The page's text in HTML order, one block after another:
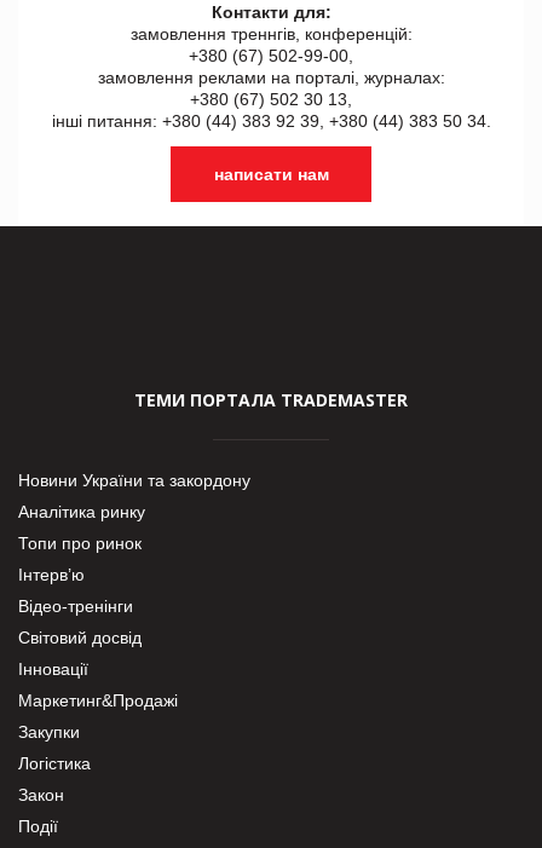
Контакти для:
замовлення треннгів, конференцій:
+380 (67) 502-99-00,
замовлення реклами на порталі, журналах:
+380 (67) 502 30 13,
інші питання: +380 (44) 383 92 39, +380 (44) 383 50 34.
написати нам
ТЕМИ ПОРТАЛА TRADEMASTER
Новини України та закордону
Аналітика ринку
Топи про ринок
Інтерв’ю
Відео-тренінги
Світовий досвід
Інновації
Маркетинг&Продажі
Закупки
Логістика
Закон
Події